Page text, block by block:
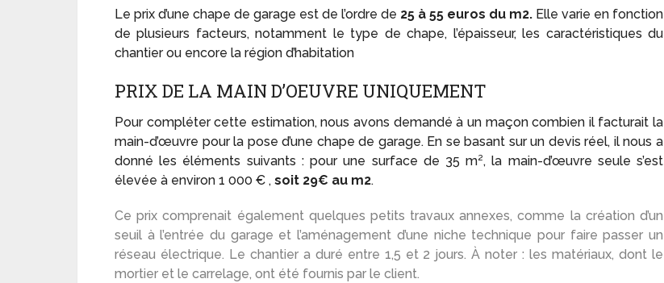
Le prix d’une chape de garage est de l’ordre de 25 à 55 euros du m2. Elle varie en fonction
de plusieurs facteurs, notamment le type de chape, l’épaisseur, les caractéristiques du
chantier ou encore la région d’habitation
PRIX DE LA MAIN D’OEUVRE UNIQUEMENT
Pour compléter cette estimation, nous avons demandé à un maçon combien il facturait la
main-d’œuvre pour la pose d’une chape de garage. En se basant sur un devis réel, il nous a
donné les éléments suivants : pour une surface de 35 m², la main-d’œuvre seule s’est
élevée à environ 1 000 € , soit 29€ au m2.
Ce prix comprenait également quelques petits travaux annexes, comme la création d’un
seuil à l’entrée du garage et l’aménagement d’une niche technique pour faire passer un
réseau électrique. Le chantier a duré entre 1,5 et 2 jours. À noter : les matériaux, dont le
mortier et le carrelage, ont été fournis par le client.